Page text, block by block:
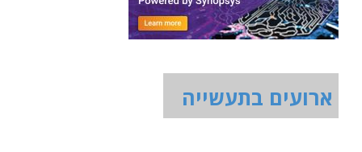
ארועים בתעשייה